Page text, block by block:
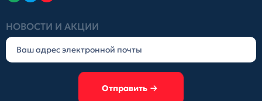
НОВОСТИ И АКЦИИ
Отправить